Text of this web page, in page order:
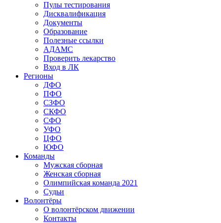
Пулы тестирования
Дисквалификация
Документы
Образование
Полезные ссылки
АДАМС
Проверить лекарство
Вход в ЛК
Регионы
ДФО
ПФО
СЗФО
СКФО
СФО
УФО
ЦФО
ЮФО
Команды
Мужская сборная
Женская сборная
Олимпийская команда 2021
Судьи
Волонтёры
О волонтёрском движении
Контакты